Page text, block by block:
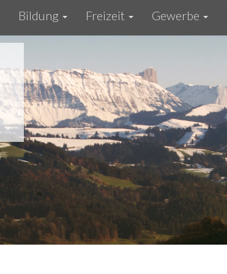
Bildung Freizeit Gewerbe